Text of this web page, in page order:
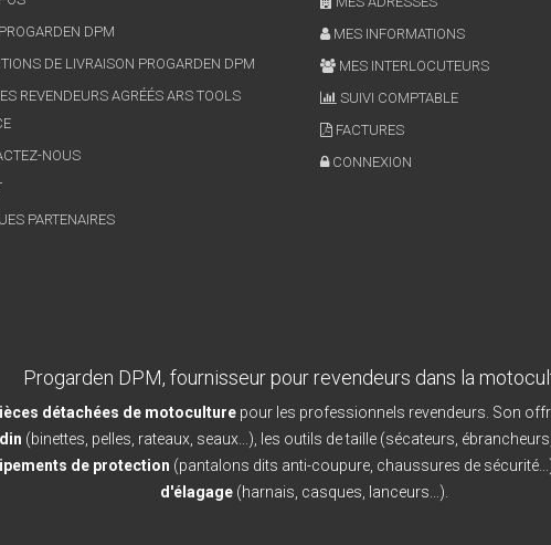
DPM
DE LIVRAISON PROGARDEN DPM
REVENDEURS AGRÉÉS ARS TOOLS
NOUS
PARTENAIRES
MES INFORMATIONS
MES INTERLOCUTEURS
SUIVI COMPTABLE
FACTURES
CONNEXION
Progarden DPM, fournisseur pour revendeurs dans la
détachées de motoculturepour les professionnels revendeurs. Son
(binettes, pelles, rateaux, seaux...), les outils de taille (sécateurs,
de protection (pantalons dits anti-coupure, chaussures de
d'élagage(harnais, casques, lanceurs...).